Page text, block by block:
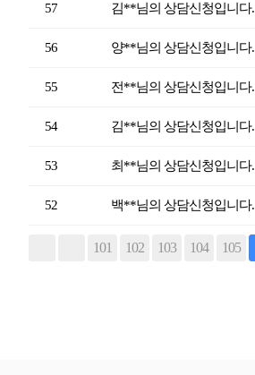
57 김**님의 상담신청입니다.
56 양**님의 상담신청입니다.
55 전**님의 상담신청입니다.
54 김**님의 상담신청입니다.
53 최**님의 상담신청입니다.
52 백**님의 상담신청입니다.
101 102 103 104 105